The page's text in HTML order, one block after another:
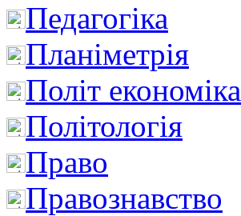
Педагогіка
Планіметрія
Політ економіка
Політологія
Право
Правознавство